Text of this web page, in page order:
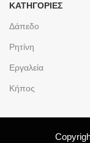
ΚΑΤΗΓΟΡΙΕΣ
Δάπεδο
Ρητίνη
Εργαλεία
Κήπος